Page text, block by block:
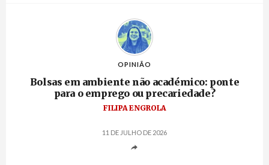
OPINIÃO
Bolsas em ambiente não académico: ponte
para o emprego ou precariedade?
FILIPA ENGROLA
11 DE JULHO DE 2026